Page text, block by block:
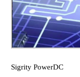
Sigrity PowerDC